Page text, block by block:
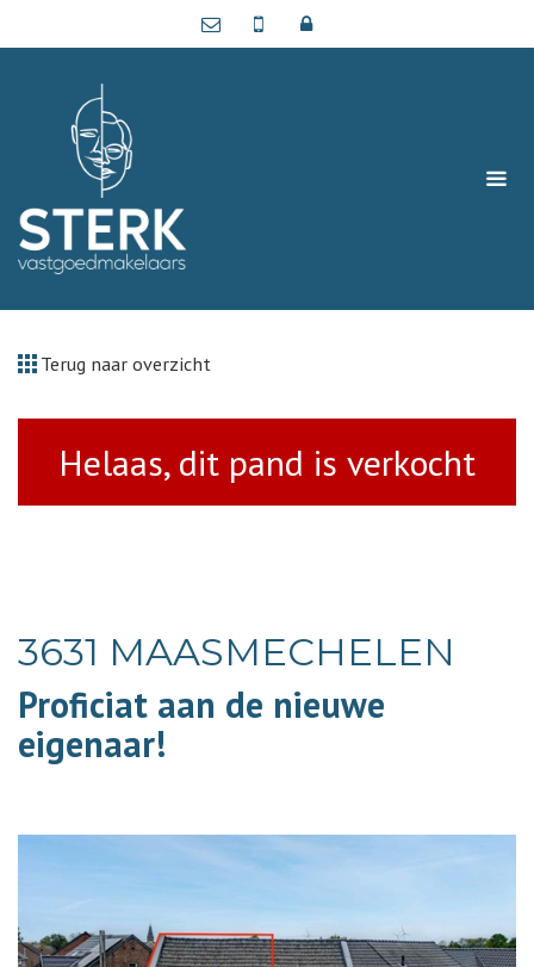
Terug naar overzicht
Helaas, dit pand is verkocht
3631 MAASMECHELEN
Proficiat aan de nieuwe
eigenaar!